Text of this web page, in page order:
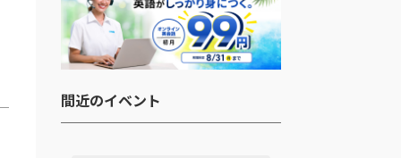
間近のイベント​